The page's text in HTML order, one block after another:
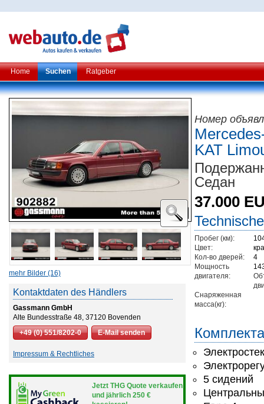
Home Suchen Ratgeber
mehr Bilder (16)
Kontaktdaten des Händlers
Gassmann GmbH
Alte Bundesstraße 48, 37120 Bovenden
+49 (0) 551/8202-0
E-Mail senden
Impressum & Rechtliches
Jetzt THG Quote verkaufen
und jährlich 250 €
Номер
KAT
Седан
37.000
Пробег (км):
Цвет:
Кол-во дверей:
4
Мощность
двигателя:
Снаряженная
масса(кг):
5 сидений